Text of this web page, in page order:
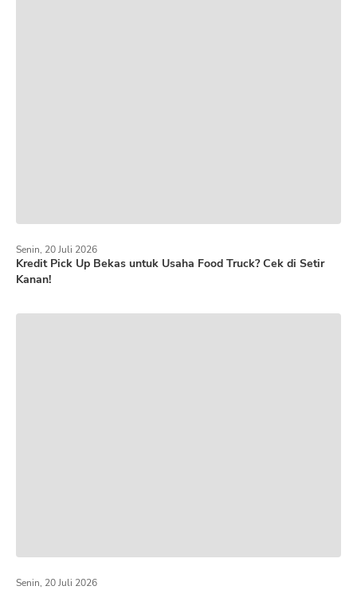
Kredit Pick Up Bekas untuk Usaha Food Truck? Cek di Setir
Kanan!
Senin, 20 Juli 2026
Senin, 20 Juli 2026